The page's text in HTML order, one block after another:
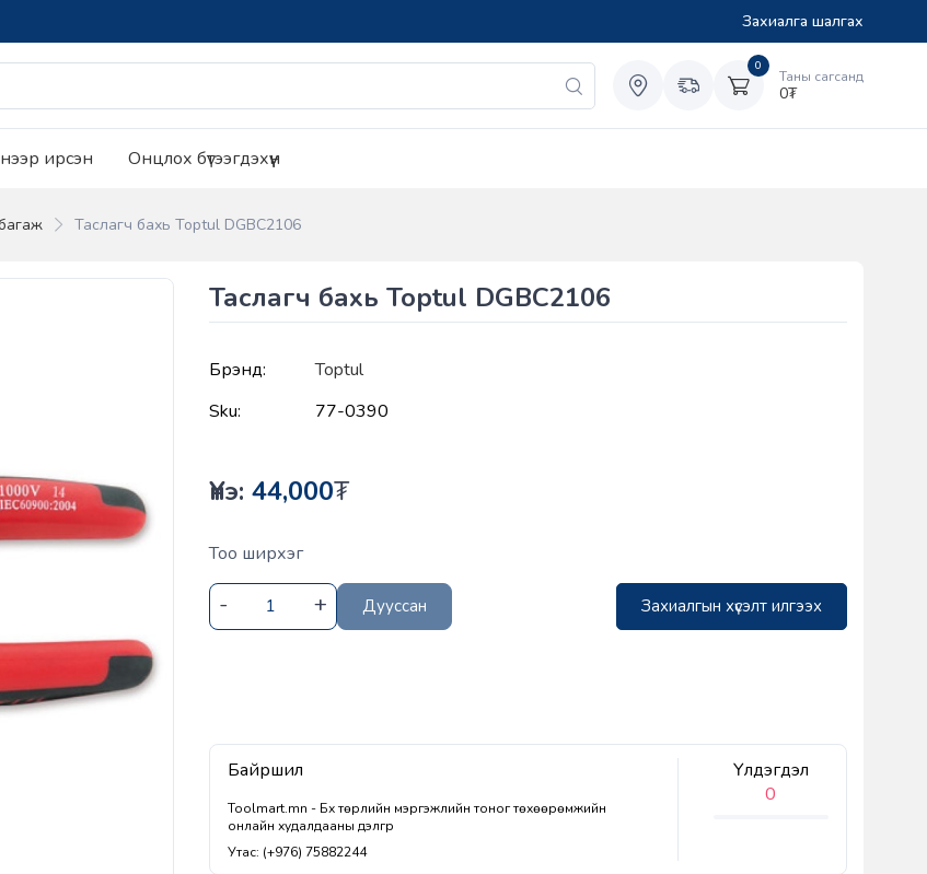
Захиалга шалгах
0
Таны сагсанд
0₮
ирсэн Онцлох бүтээгдэхүүн
Таслагч бахь Toptul DGBC2106
Таслагч бахь Toptul DGBC2106
Брэнд:
Toptul
Sku:
77-0390
Үнэ: 44,000₮
Тоо ширхэг
Дууссан Захиалгын хүсэлт илгээх
Байршил
Toolmart.mn - Бүх төрлийн мэргэжлийн тоног төхөөрөмжийн
онлайн худалдааны дэлгүүр
Утас: (+976) 75882244
Үлдэгдэл
0